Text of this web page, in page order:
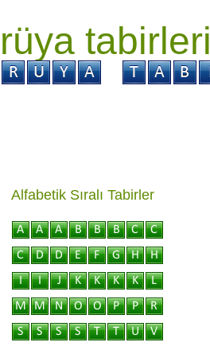
rüya tabirleri
Alfabetik Sıralı Tabirler